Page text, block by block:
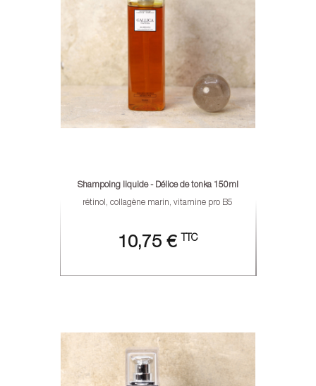
Shampoing liquide - Délice de tonka 150ml
rétinol, collagène marin, vitamine pro B5
10,75 € TTC